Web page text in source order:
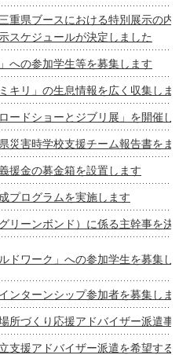
重県ブースにおける特別展示の内
スケジュールが決定しました
への参加学生等を募集します
キリ」の生息情報を広く収集しま
ードショーとジブリ展」を開催し
災害時学校支援チーム報告書をま
援金の募金箱を設置します
プログラムを実施します
リーンボンド）に係る主幹事を決
ドワーク」への参加学生を募集し
ンターンシップ参加者を募集しま
づくり応援アドバイザー派遣事
支援アドバイザー派遣を希望する